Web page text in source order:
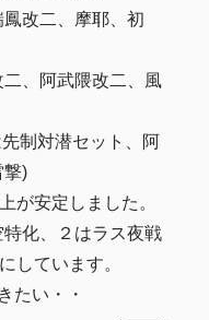
改二、摩耶、初
、阿武隈改二、風
制対潜セット、阿
撃)
が安定しました。
化、２はラス夜戦
しています。
たい・・